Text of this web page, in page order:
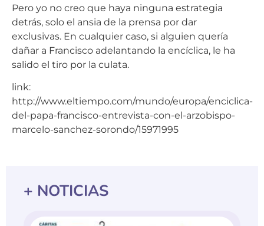
Pero yo no creo que haya ninguna estrategia
detrás, solo el ansia de la prensa por dar
exclusivas. En cualquier caso, si alguien quería
dañar a Francisco adelantando la encíclica, le ha
salido el tiro por la culata.
link:
http://www.eltiempo.com/mundo/europa/enciclica-
del-papa-francisco-entrevista-con-el-arzobispo-
marcelo-sanchez-sorondo/15971995
+ NOTICIAS